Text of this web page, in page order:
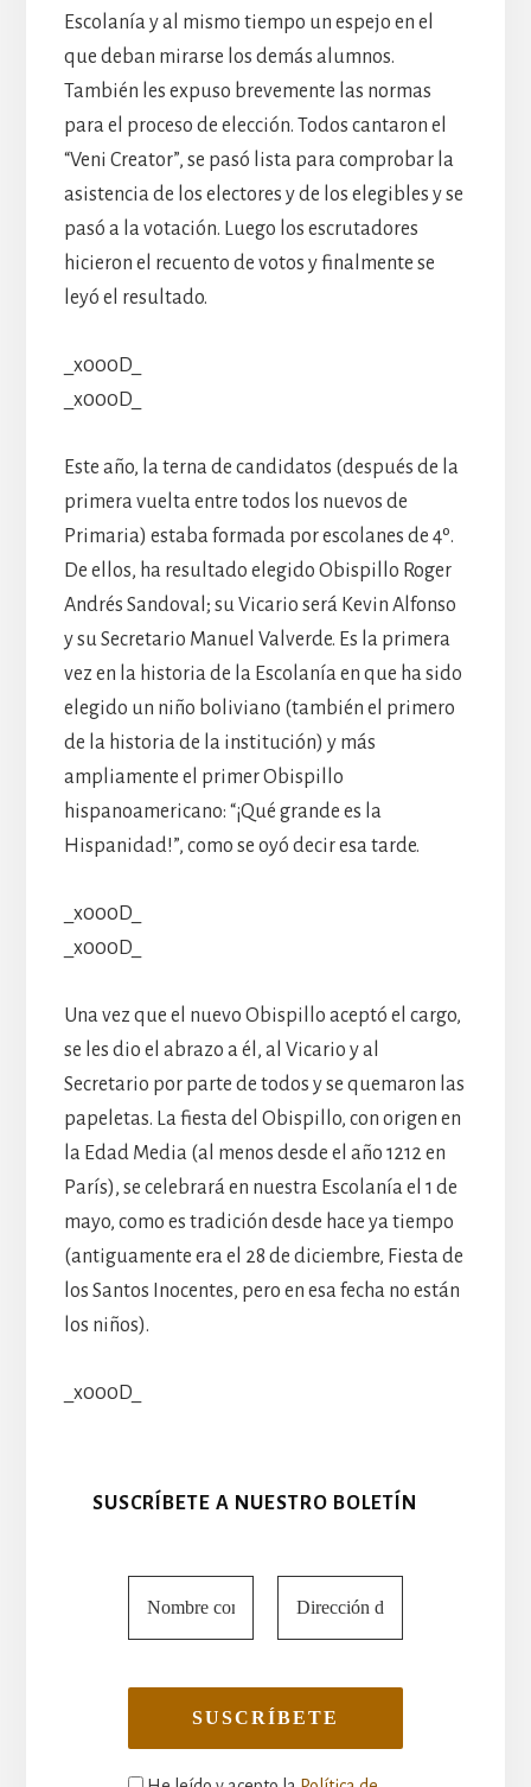
Escolanía y al mismo tiempo un espejo en el
que deban mirarse los demás alumnos.
También les expuso brevemente las normas
para el proceso de elección. Todos cantaron el
“Veni Creator”, se pasó lista para comprobar la
asistencia de los electores y de los elegibles y se
pasó a la votación. Luego los escrutadores
hicieron el recuento de votos y finalmente se
leyó el resultado.
_x000D_
_x000D_
Este año, la terna de candidatos (después de la
primera vuelta entre todos los nuevos de
Primaria) estaba formada por escolanes de 4º.
De ellos, ha resultado elegido Obispillo Roger
Andrés Sandoval; su Vicario será Kevin Alfonso
y su Secretario Manuel Valverde. Es la primera
vez en la historia de la Escolanía en que ha sido
elegido un niño boliviano (también el primero
de la historia de la institución) y más
ampliamente el primer Obispillo
hispanoamericano: “¡Qué grande es la
Hispanidad!”, como se oyó decir esa tarde.
_x000D_
_x000D_
Una vez que el nuevo Obispillo aceptó el cargo,
se les dio el abrazo a él, al Vicario y al
Secretario por parte de todos y se quemaron las
papeletas. La fiesta del Obispillo, con origen en
la Edad Media (al menos desde el año 1212 en
París), se celebrará en nuestra Escolanía el 1 de
mayo, como es tradición desde hace ya tiempo
(antiguamente era el 28 de diciembre, Fiesta de
los Santos Inocentes, pero en esa fecha no están
los niños).
_x000D_
SUSCRÍBETE A NUESTRO BOLETÍN